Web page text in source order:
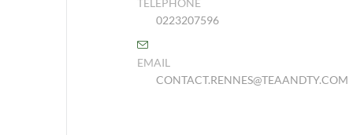
TÉLÉPHONE
0223207596
EMAIL
CONTACT.RENNES@TEAANDTY.COM